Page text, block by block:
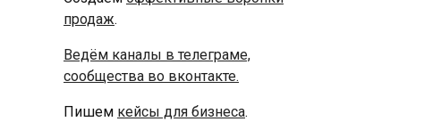
продаж.
Ведём каналы в телеграме,
сообщества во вконтакте.
Пишем кейсы для бизнеса.